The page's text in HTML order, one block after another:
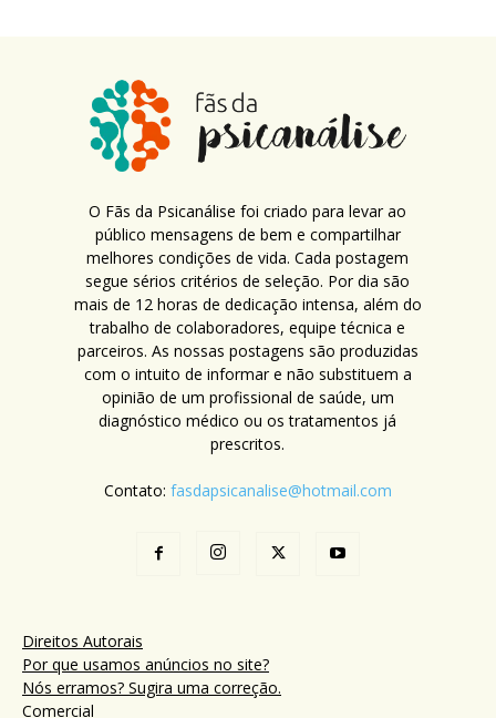
O Fãs da Psicanálise foi criado para levar ao
público mensagens de bem e compartilhar
melhores condições de vida. Cada postagem
segue sérios critérios de seleção. Por dia são
mais de 12 horas de dedicação intensa, além do
trabalho de colaboradores, equipe técnica e
parceiros. As nossas postagens são produzidas
com o intuito de informar e não substituem a
opinião de um profissional de saúde, um
diagnóstico médico ou os tratamentos já
prescritos.
Contato: fasdapsicanalise@hotmail.com
Direitos Autorais
Por que usamos anúncios no site?
Nós erramos? Sugira uma correção.
Comercial